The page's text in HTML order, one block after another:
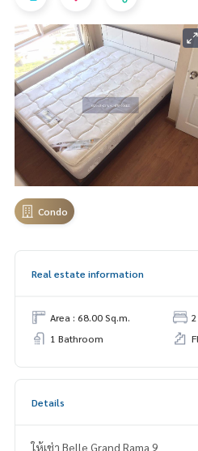
Condo
Real estate information
Area : 68.00 Sq.m.
1 Bathroom
Details
ให้เช่า Belle Grand Rama 9